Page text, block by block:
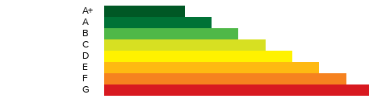
A+
A
B
C
D
E
F
G